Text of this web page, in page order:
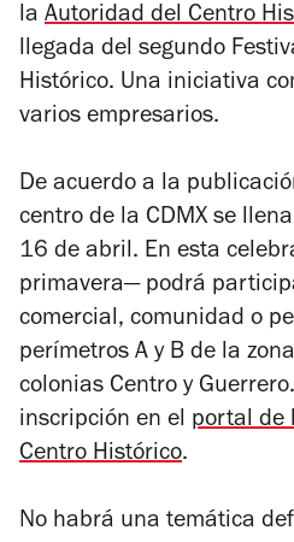
la Autoridad del Centro
llegada del segundo
Histórico. Una iniciativa
varios empresarios.
De acuerdo a la
centro de la CDMX se
16 de abril. En esta
primavera— podrá
comercial, comunidad o
perímetros A y B de la
colonias Centro y
inscripción en el portal de
Centro Histórico.
No habrá una temática